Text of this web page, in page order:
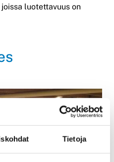
Tietoja
luotettavuus on